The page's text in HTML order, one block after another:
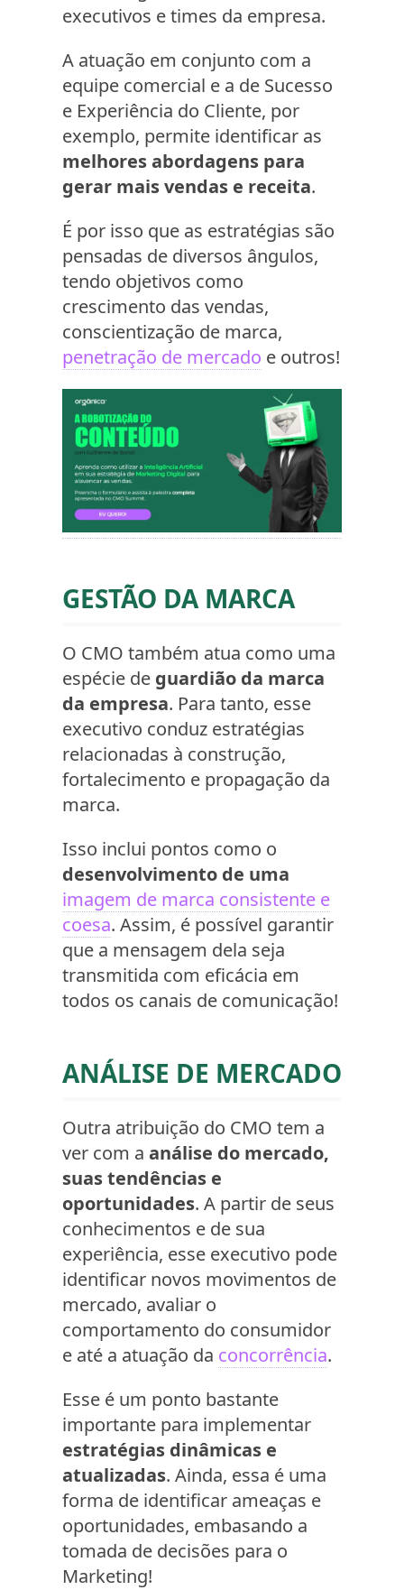
executivos e times da empresa.
A atuação em conjunto com a
equipe comercial e a de Sucesso
e Experiência do Cliente, por
exemplo, permite identificar as
melhores abordagens para
gerar mais vendas e receita.
É por isso que as estratégias são
pensadas de diversos ângulos,
tendo objetivos como
crescimento das vendas,
conscientização de marca,
penetração de mercado e outros!
GESTÃO DA MARCA
O CMO também atua como uma
espécie de guardião da marca
da empresa. Para tanto, esse
executivo conduz estratégias
relacionadas à construção,
fortalecimento e propagação da
marca.
Isso inclui pontos como o
desenvolvimento de uma
imagem de marca consistente e
coesa. Assim, é possível garantir
que a mensagem dela seja
transmitida com eficácia em
todos os canais de comunicação!
ANÁLISE DE MERCADO
Outra atribuição do CMO tem a
ver com a análise do mercado,
suas tendências e
oportunidades. A partir de seus
conhecimentos e de sua
experiência, esse executivo pode
identificar novos movimentos de
mercado, avaliar o
comportamento do consumidor
e até a atuação da concorrência.
Esse é um ponto bastante
importante para implementar
estratégias dinâmicas e
atualizadas. Ainda, essa é uma
forma de identificar ameaças e
oportunidades, embasando a
tomada de decisões para o
Marketing!